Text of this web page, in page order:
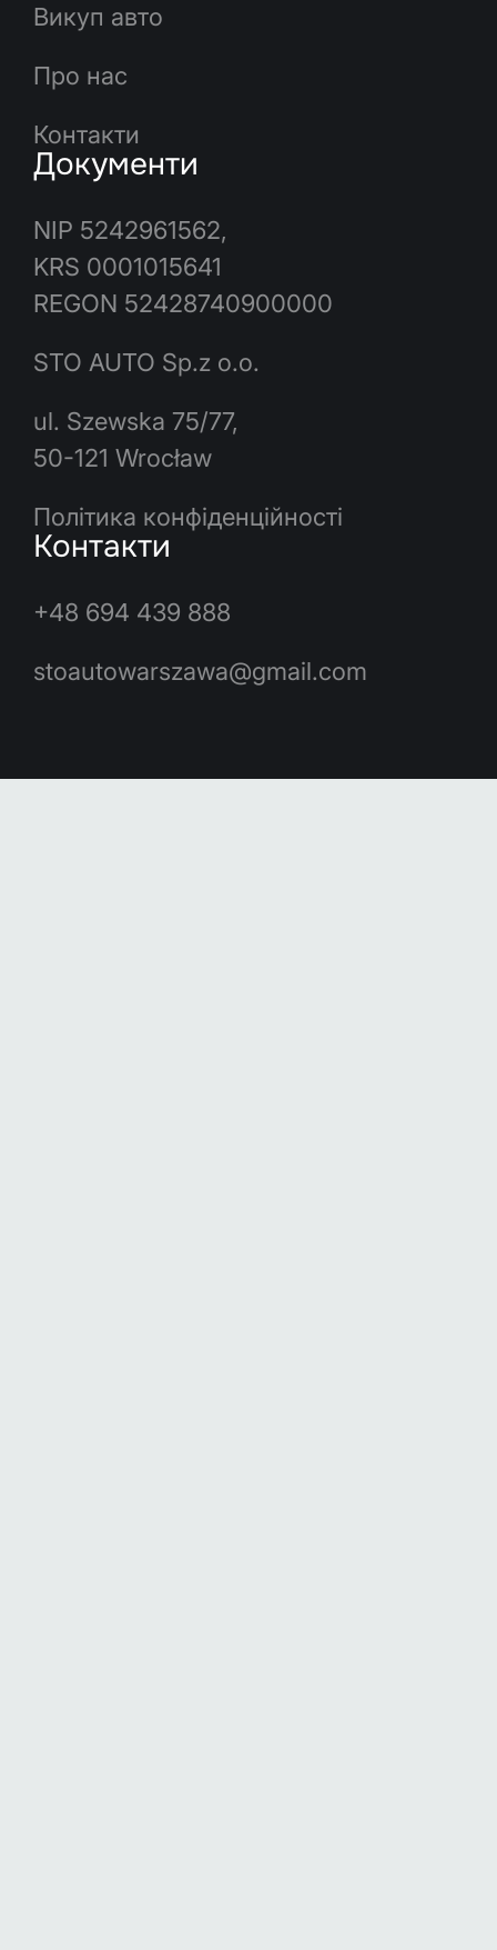
Викуп авто
Про нас
Контакти
Документи
NIP 5242961562,
KRS 0001015641
REGON 52428740900000
STO AUTO Sp.z o.o.
ul. Szewska 75/77,
50-121 Wrocław
Політика конфіденційності
Контакти
+48 694 439 888
stoautowarszawa@gmail.com